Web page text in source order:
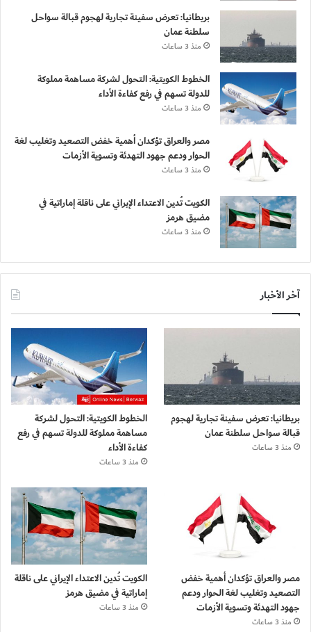
بريطانيا: تعرض سفينة تجارية لهجوم قبالة سواحل
سلطنة عمان
منذ 3 ساعات
الخطوط الكويتية: التحول لشركة مساهمة مملوكة
للدولة تسهم في رفع كفاءة الأداء
منذ 3 ساعات
مصر والعراق تؤكدان أهمية خفض التصعيد وتغليب لغة
الحوار ودعم جهود التهدئة وتسوية الأزمات
منذ 3 ساعات
الكويت تُدين الاعتداء الإيراني على ناقلة إماراتية في
مضيق هرمز
منذ 3 ساعات
آخر الأخبار
بريطانيا: تعرض سفينة تجارية لهجوم
قبالة سواحل سلطنة عمان
منذ 3 ساعات
الخطوط الكويتية: التحول لشركة
مساهمة مملوكة للدولة تسهم في رفع
كفاءة الأداء
منذ 3 ساعات
مصر والعراق تؤكدان أهمية خفض
التصعيد وتغليب لغة الحوار ودعم
جهود التهدئة وتسوية الأزمات
منذ 3 ساعات
الكويت تُدين الاعتداء الإيراني على ناقلة
إماراتية في مضيق هرمز
منذ 3 ساعات